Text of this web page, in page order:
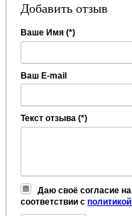
Добавить отзыв
Ваше Имя (*)
Ваш E-mail
Текст отзыва (*)
Даю своё согласие
соответствии с